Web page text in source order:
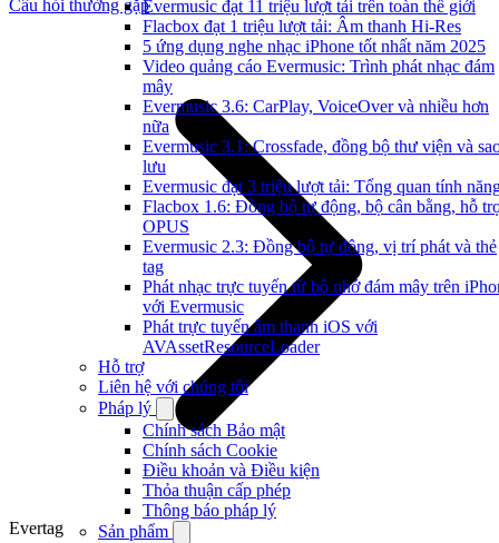
Evermusic đạt 11 triệu lượt tải trên toàn thế giới
Flacbox đạt 1 triệu lượt tải: Âm thanh Hi-Res
5 ứng dụng nghe nhạc iPhone tốt nhất năm 2025
Video quảng cáo Evermusic: Trình phát nhạc đám
mây
Evermusic 3.6: CarPlay, VoiceOver và nhiều hơn
nữa
Evermusic 3.1: Crossfade, đồng bộ thư viện và
lưu
Evermusic đạt 3 triệu lượt tải: Tổng quan tính
Flacbox 1.6: Đồng bộ tự động, bộ cân bằng, hỗ
OPUS
Evermusic 2.3: Đồng bộ tự động, vị trí phát và thẻ
tag
Phát nhạc trực tuyến từ bộ nhớ đám mây trên
với Evermusic
Phát trực tuyến âm thanh iOS với
AVAssetResourceLoader
Hỗ trợ
Liên hệ với chúng tôi
Pháp lý
Chính sách Bảo mật
Chính sách Cookie
Điều khoản và Điều kiện
Thỏa thuận cấp phép
Thông báo pháp lý
Sản phẩm
Câu hỏi thường gặp
Evertag